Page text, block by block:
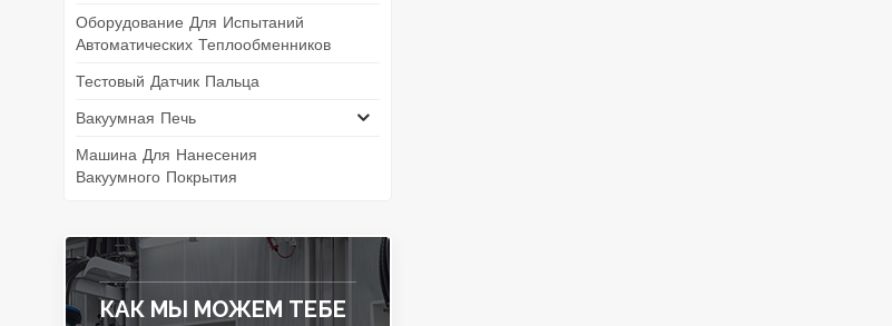
Оборудование Для Испытаний
Автоматических Теплообменников
Тестовый Датчик Пальца
Вакуумная Печь
Машина Для Нанесения
Вакуумного Покрытия
КАК МЫ МОЖЕМ ТЕБЕ